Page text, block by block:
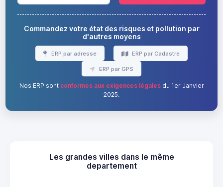
Commandez votre état des risques et pollution par
d'autres moyens
ERP par adresse ERP par Cadastre
ERP par GPS
Nos ERP sont conformes aux exigences légalesdu 1er Janvier
2025.
Les grandes villes dans le même
departement